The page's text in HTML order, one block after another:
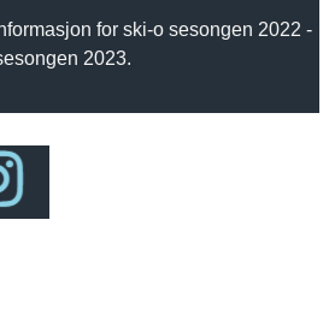
for ski-o sesongen 2022 -
2023.